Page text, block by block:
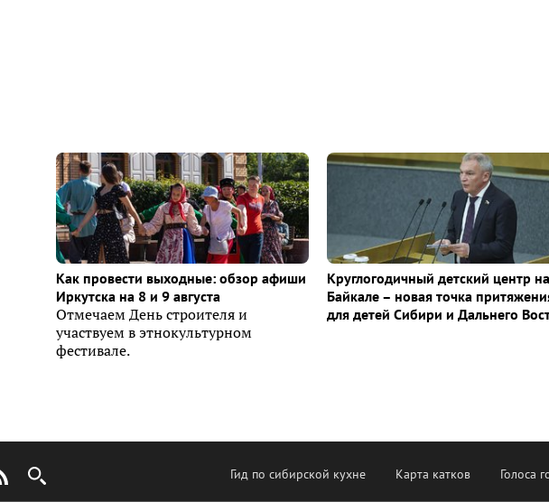
Как провести выходные: обзор афиши
Иркутска на 8 и 9 августа
Отмечаем День строителя и
участвуем в этнокультурном
фестивале.
Круглогодичный детский центр на
Байкале – новая точка
для детей Сибири и Дальнего
Гид по сибирской кухне Карта катков Голоса